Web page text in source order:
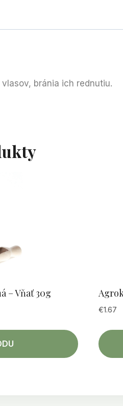
bránia ich rednutiu.
– Vňať 30g
€1.67